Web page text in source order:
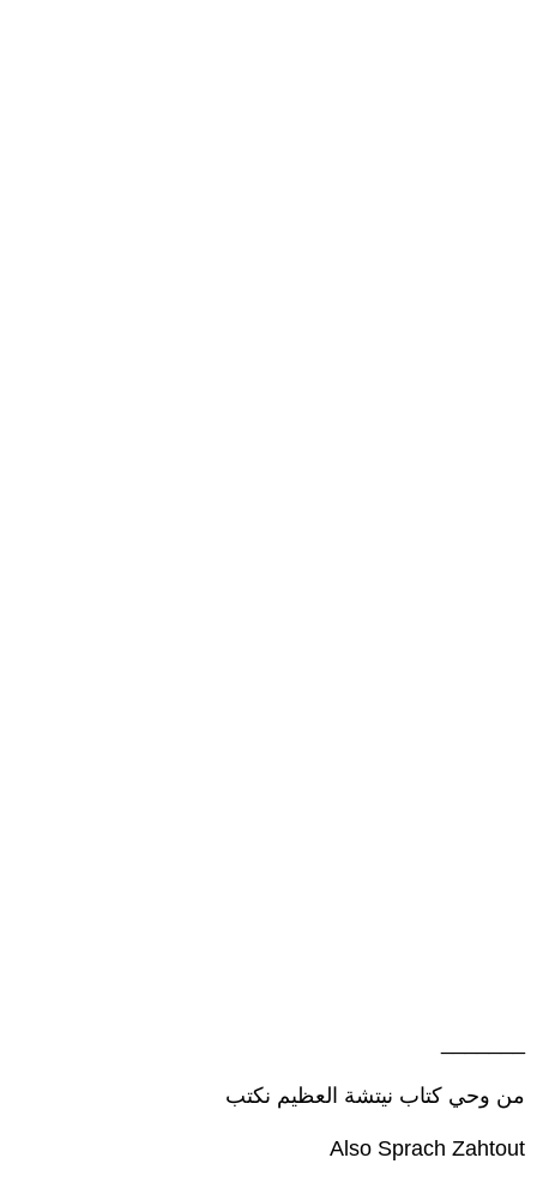
من وحي كتاب نيتشة العظيم نكتب
Also Sprach Zahtout